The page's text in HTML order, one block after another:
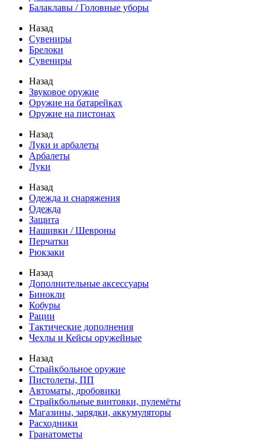
Балаклавы / Головные уборы
Назад
Сувениры
Брелоки
Сувениры
Назад
Звуковое оружие
Оружие на батарейках
Оружие на пистонах
Назад
Луки и арбалеты
Арбалеты
Луки
Назад
Одежда и снаряжения
Одежда
Защита
Нашивки / Шевроны
Перчатки
Рюкзаки
Назад
Дополнительные аксессуары
Бинокли
Кобуры
Рации
Тактические дополнения
Чехлы и Кейсы оружейные
Назад
Страйкбольное оружие
Пистолеты, ПП
Автоматы, дробовики
Страйкбольные винтовки, пулемёты
Магазины, зарядки, аккумуляторы
Расходники
Гранатометы